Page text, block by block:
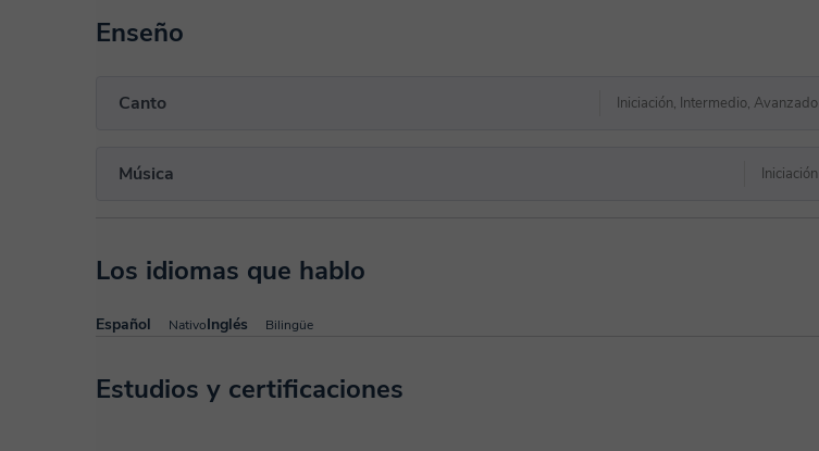
Enseño
Canto Iniciación, Intermedio, Avanzado
Música Iniciación
Los idiomas que hablo
Español NativoInglés Bilingüe
Estudios y certificaciones